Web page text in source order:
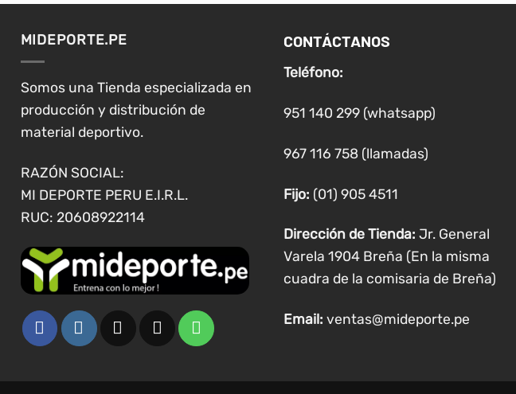
variantes.
MIDEPORTE.PE
Somos una Tienda especializada en
producción y distribución de
material deportivo.
RAZÓN SOCIAL:
MI DEPORTE PERU E.I.R.L.
RUC: 20608922114
CONTÁCTANOS
Teléfono:
951 140 299 (whatsapp)
967 116 758 (llamadas)
Fijo: (01) 905 4511
Dirección de Tienda: Jr. General
Varela 1904 Breña (En la misma
cuadra de la comisaria de Breña)
Email: ventas@mideporte.pe